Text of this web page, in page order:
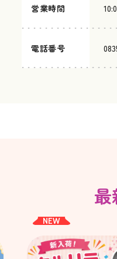
営業時間
電話番号
最
NEW